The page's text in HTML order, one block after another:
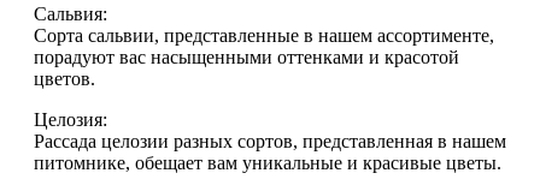
Сальвия:
Сорта сальвии, представленные в нашем ассортименте,
порадуют вас насыщенными оттенками и красотой
цветов.
Целозия:
Рассада целозии разных сортов, представленная в нашем
питомнике, обещает вам уникальные и красивые цветы.